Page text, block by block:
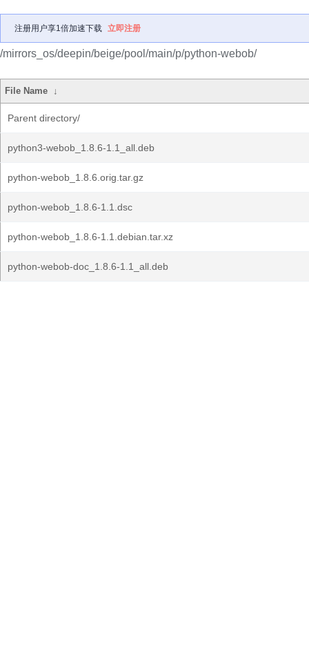
注册用户享1倍加速下载 立即注册
/mirrors_os/deepin/beige/pool/main/p/python-webob/
File Name ↓
Parent directory/
python3-webob_1.8.6-1.1_all.deb
python-webob_1.8.6.orig.tar.gz
python-webob_1.8.6-1.1.dsc
python-webob_1.8.6-1.1.debian.tar.xz
python-webob-doc_1.8.6-1.1_all.deb